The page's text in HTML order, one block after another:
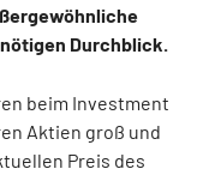
Durchblick.
beim Investment
Aktien groß und
Preis des